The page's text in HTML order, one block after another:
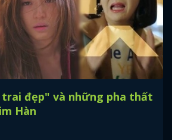
trai đẹp" và những pha thất
Hàn